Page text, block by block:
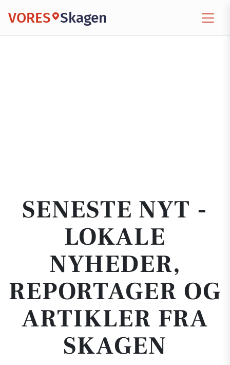
VORES Skagen
SENESTE NYT -
LOKALE
NYHEDER,
REPORTAGER OG
ARTIKLER FRA
SKAGEN